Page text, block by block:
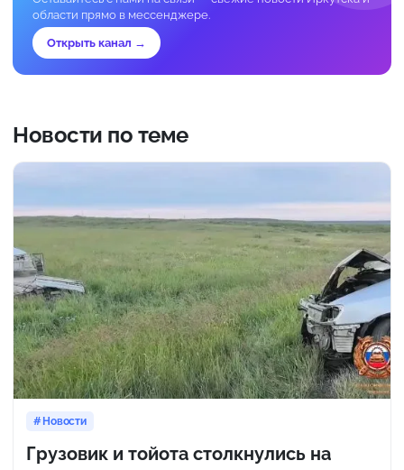
области прямо в мессенджере.
Открыть канал →
Новости по теме
Новости
Грузовик и тойота столкнулись на